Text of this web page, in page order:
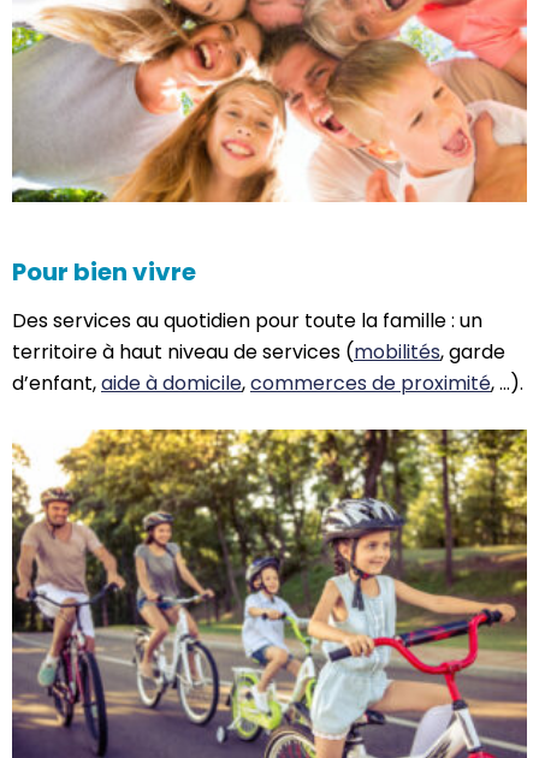
Pour bien vivre
Des services au quotidien pour toute la famille : un
territoire à haut niveau de services (mobilités, garde
d’enfant,aide à domicile,commerces de proximité, …).